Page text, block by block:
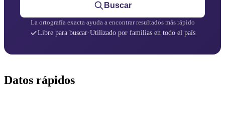
Buscar
La ortografía exacta ayuda a encontrar resultados más rápido
Libre para buscar·Utilizado por familias en todo el país
Datos rápidos